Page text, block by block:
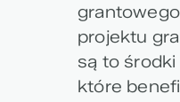
projektu
są to
które